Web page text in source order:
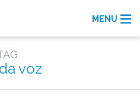
MENU
voz